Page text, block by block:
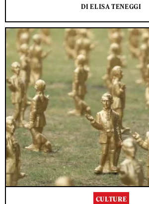
DI ELISA TENEGGI
CULTURE